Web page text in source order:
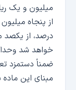
میلیون و یک
درصد، از یکصد
خواهد شد
ضمناً دستمزد
مبنای این ماده باضافه ۲۵